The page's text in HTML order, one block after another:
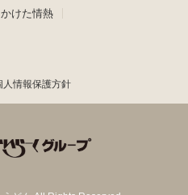
けた情熱
人情報保護方針